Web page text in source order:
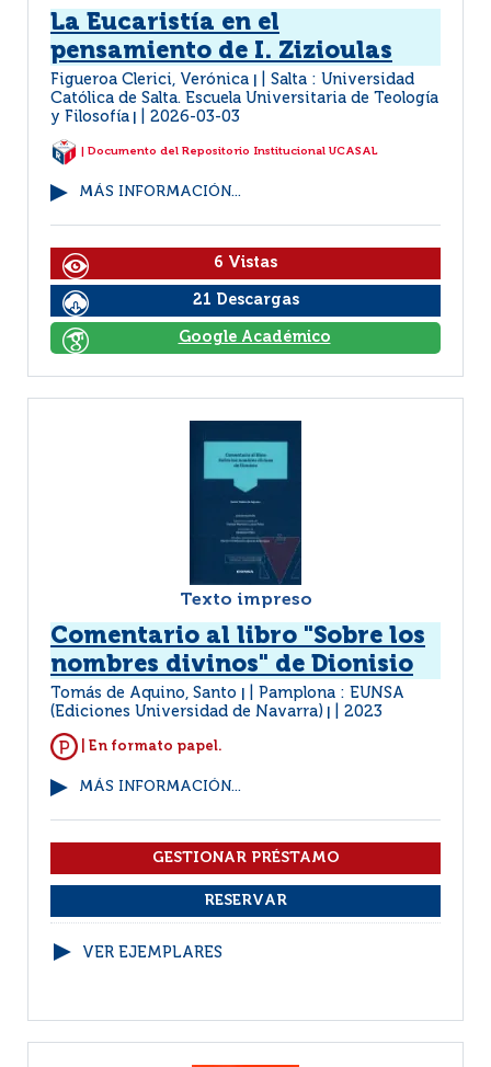
La Eucaristía en el
pensamiento de I. Zizioulas
Figueroa Clerici, Verónica
Salta : Universidad
Católica de Salta. Escuela Universitaria de Teología
y Filosofía
2026-03-03
| Documento del Repositorio Institucional UCASAL
MÁS INFORMACIÓN...
6 Vistas
21 Descargas
Google Académico
Texto impreso
Comentario al libro "Sobre los
nombres divinos" de Dionisio
Tomás de Aquino, Santo
Pamplona : EUNSA
(Ediciones Universidad de Navarra)
2023
| En formato papel.
MÁS INFORMACIÓN...
VER EJEMPLARES